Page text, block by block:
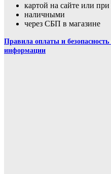
картой на сайте или
наличными
через СБП в магазине
Правила оплаты и
информации